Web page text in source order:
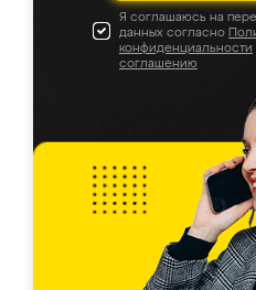
Я соглашаюсь на
данных согласно
конфиденциальности
соглашению